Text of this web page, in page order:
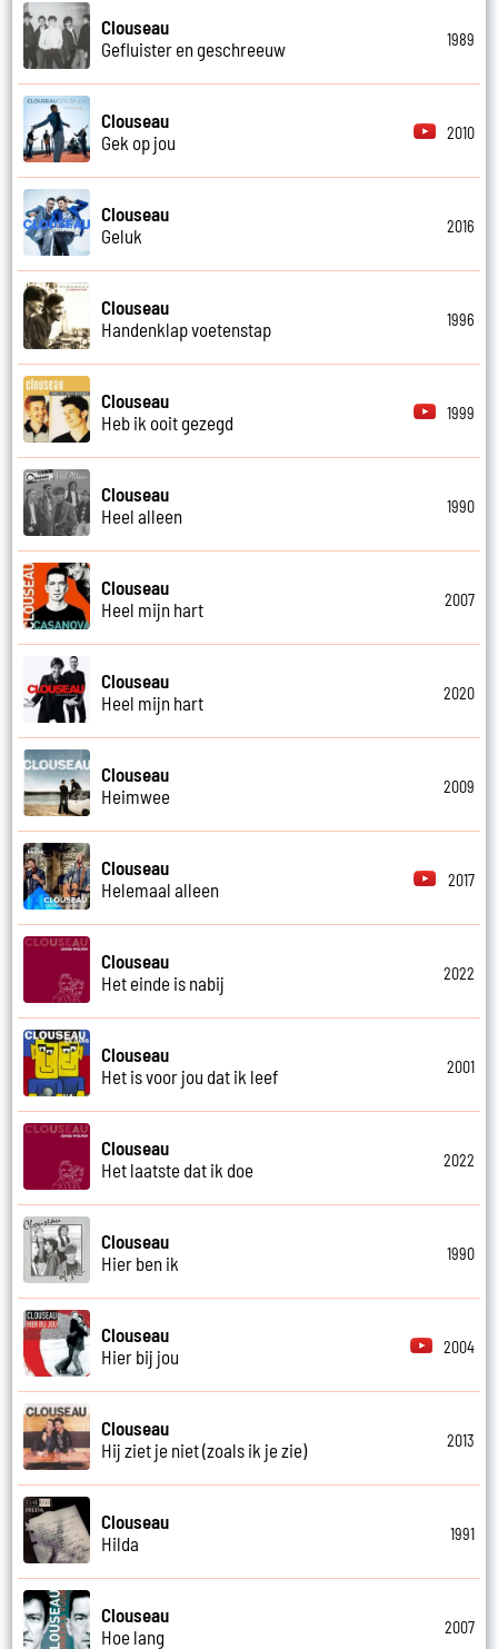
Clouseau
Gefluister en geschreeuw
1989
Clouseau
Gek op jou
2010
Clouseau
Geluk
2016
Clouseau
Handenklap voetenstap
1996
Clouseau
Heb ik ooit gezegd
1999
Clouseau
Heel alleen
1990
Clouseau
Heel mijn hart
2007
Clouseau
Heel mijn hart
2020
Clouseau
Heimwee
2009
Clouseau
Helemaal alleen
2017
Clouseau
Het einde is nabij
2022
Clouseau
Het is voor jou dat ik leef
2001
Clouseau
Het laatste dat ik doe
2022
Clouseau
Hier ben ik
1990
Clouseau
Hier bij jou
2004
Clouseau
Hij ziet je niet (zoals ik je zie)
2013
Clouseau
Hilda
1991
Clouseau
Hoe lang
2007